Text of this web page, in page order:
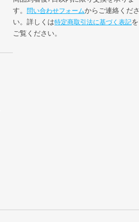
す。 問い合わせフォームからご連絡くださ
い。詳しくは特定商取引法に基づく表記を
ご覧ください。